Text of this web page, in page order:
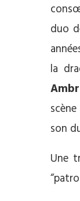
duo
la
son
Une